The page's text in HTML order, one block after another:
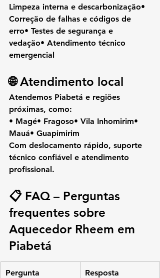
Limpeza interna e descarbonização•
Correção de falhas e códigos de
erro• Testes de segurança e
vedação• Atendimento técnico
emergencial
🌐 Atendimento local
Atendemos Piabetá e regiões
próximas, como:
• Magé• Fragoso• Vila Inhomirim•
Mauá• Guapimirim
Com deslocamento rápido, suporte
técnico confiável e atendimento
profissional.
📋 FAQ – Perguntas
frequentes sobre
Aquecedor Rheem em
Piabetá
Pergunta Resposta